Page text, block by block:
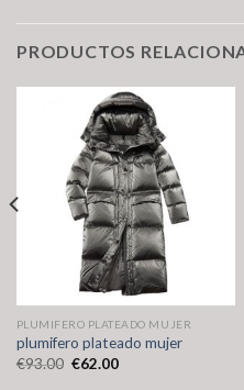
PRODUCTOS
PLUMIFERO PLATEADO MUJER
plumifero plateado mujer
€93.00 €62.00